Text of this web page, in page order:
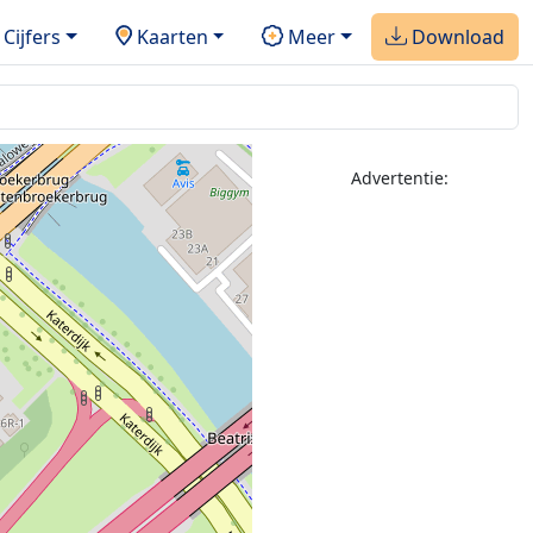
Cijfers Kaarten Meer Download
Advertentie: